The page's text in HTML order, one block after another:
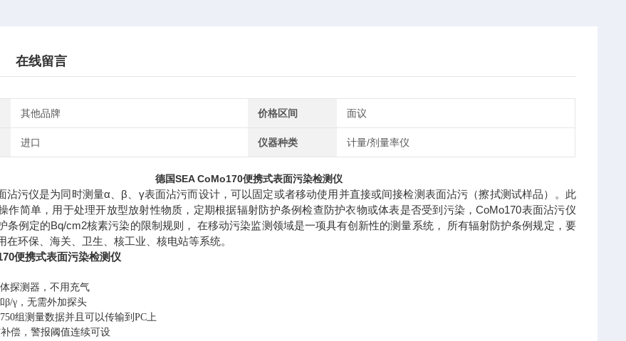
在线留言
其他品牌 价格区间 面议
进口 仪器种类 计量/剂量率仪
德国SEACoMo170便携式表面污染检测仪
污仪是为同时测量α、β、γ表面沾污而设计，可以固定或者移动使用并直接或间接检测表面沾污（擦拭测试样品）。此
作简单，用于处理开放型放射性物质，定期根据辐射防护条例检查防护衣物或体表是否受到污染，CoMo170表面沾污仪
条例定的Bq/cm2核素污染的限制规则， 在移动污染监测领域是一项具有创新性的测量系统， 所有辐射防护条例规定，要
在环保、海关、卫生、核工业、核电站等系统。
便携式表面污染检测仪
探测器，不用充气
β/γ，无需外加探头
750组测量数据并且可以传输到PC上
偿，警报阈值连续可设